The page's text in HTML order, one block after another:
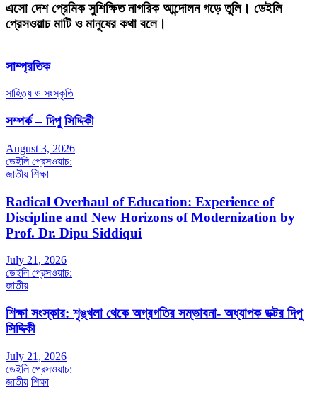
এসো দেশ প্রেমিক সুশিক্ষিত নাগরিক আন্দোলন গড়ে তুলি। ডেইলি
প্রেসওয়াচ মাটি ও মানুষের কথা বলে।
সাম্প্রতিক
সাহিত্য ও সংস্কৃতি
সম্পর্ক – দিপু সিদ্দিকী
August 3, 2026
ডেইলি প্রেসওয়াচ:
জাতীয় শিক্ষা
Radical Overhaul of Education: Experience of
Discipline and New Horizons of Modernization by
Prof. Dr. Dipu Siddiqui
July 21, 2026
ডেইলি প্রেসওয়াচ:
জাতীয়
শিক্ষা সংস্কার: শৃঙ্খলা থেকে অগ্রগতির সম্ভাবনা- অধ্যাপক ডক্টর দিপু
সিদ্দিকী
July 21, 2026
ডেইলি প্রেসওয়াচ:
জাতীয় শিক্ষা